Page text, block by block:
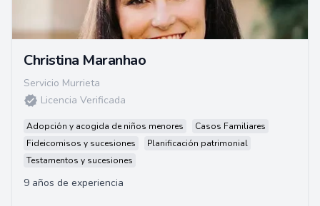
Christina Maranhao
Servicio Murrieta
Licencia Verificada
Adopción y acogida de niños menores
Casos Familiares
Fideicomisos y sucesiones
Planificación patrimonial
Testamentos y sucesiones
9 años de experiencia